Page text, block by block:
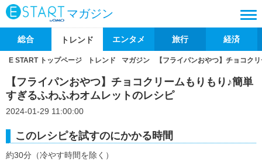
マガジン
総合 トレンド エンタメ 旅行 経済
E START トップページ トレンド マガジン 【フライパンおやつ】チョコク
【フライパンおやつ】チョコクリームもりもり♪簡単
すぎるふわふわオムレットのレシピ
2024-01-29 11:00:00
このレシピを試すのにかかる時間
約30分（冷やす時間を除く）